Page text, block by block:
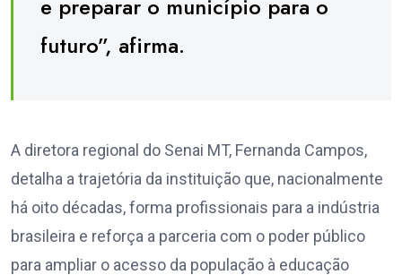
e preparar o município para o
futuro”, afirma.
A diretora regional do Senai MT, Fernanda Campos,
detalha a trajetória da instituição que, nacionalmente
há oito décadas, forma profissionais para a indústria
brasileira e reforça a parceria com o poder público
para ampliar o acesso da população à educação